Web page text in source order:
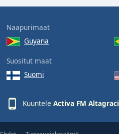
Naapurimaat
Guyana
Suositut maat
Suomi
Kuuntele Activa FM